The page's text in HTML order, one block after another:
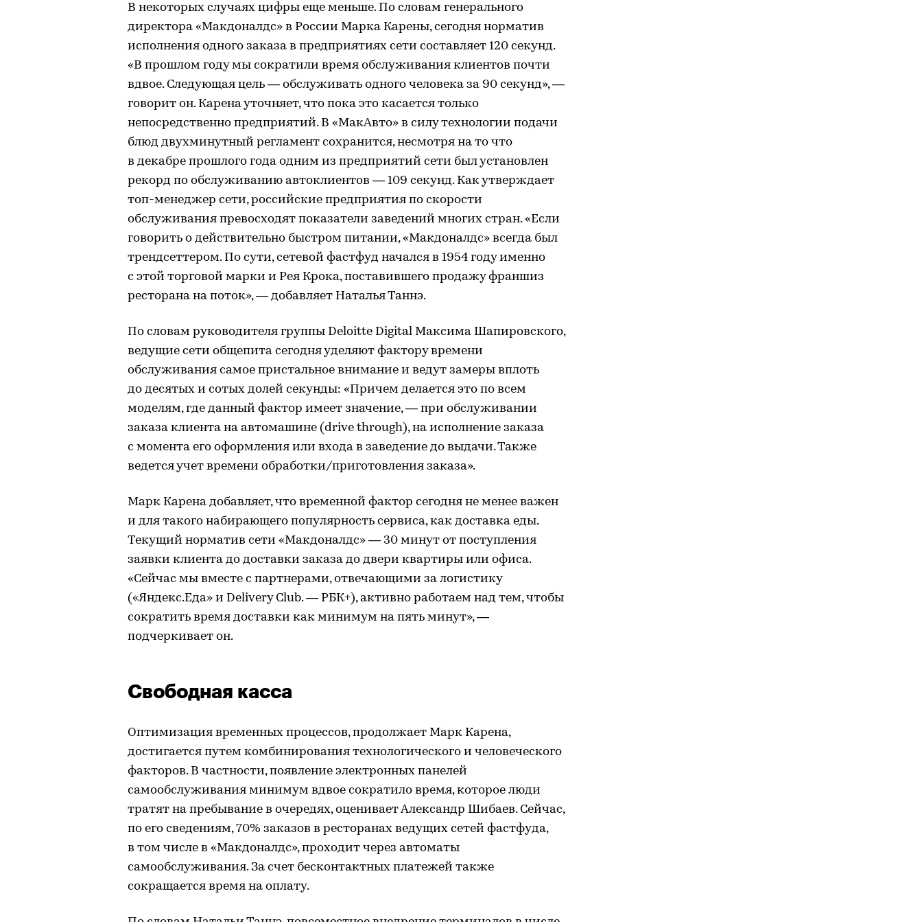
В некоторых случаях цифры еще меньше. По словам генерального
директора «Макдоналдс» в России Марка Карены, сегодня норматив
исполнения одного заказа в предприятиях сети составляет 120 секунд.
«В прошлом году мы сократили время обслуживания клиентов почти
вдвое. Следующая цель — обслуживать одного человека за 90 секунд», —
говорит он. Карена уточняет, что пока это касается только
непосредственно предприятий. В «МакАвто» в силу технологии подачи
блюд двухминутный регламент сохранится, несмотря на то что
в декабре прошлого года одним из предприятий сети был установлен
рекорд по обслуживанию автоклиентов — 109 секунд. Как утверждает
топ-менеджер сети, российские предприятия по скорости
обслуживания превосходят показатели заведений многих стран. «Если
говорить о действительно быстром питании, «Макдоналдс» всегда был
трендсеттером. По сути, сетевой фастфуд начался в 1954 году именно
с этой торговой марки и Рея Крока, поставившего продажу франшиз
ресторана на поток», — добавляет Наталья Таннэ.
По словам руководителя группы Deloitte Digital Максима Шапировского,
ведущие сети общепита сегодня уделяют фактору времени
обслуживания самое пристальное внимание и ведут замеры вплоть
до десятых и сотых долей секунды: «Причем делается это по всем
моделям, где данный фактор имеет значение, — при обслуживании
заказа клиента на автомашине (drive through), на исполнение заказа
с момента его оформления или входа в заведение до выдачи. Также
ведется учет времени обработки/приготовления заказа».
Марк Карена добавляет, что временной фактор сегодня не менее важен
и для такого набирающего популярность сервиса, как доставка еды.
Текущий норматив сети «Макдоналдс» — 30 минут от поступления
заявки клиента до доставки заказа до двери квартиры или офиса.
«Сейчас мы вместе с партнерами, отвечающими за логистику
(«Яндекс.Еда» и Delivery Club. — РБК+), активно работаем над тем, чтобы
сократить время доставки как минимум на пять минут», —
подчеркивает он.
Свободная касса
Оптимизация временных процессов, продолжает Марк Карена,
достигается путем комбинирования технологического и человеческого
факторов. В частности, появление электронных панелей
самообслуживания минимум вдвое сократило время, которое люди
тратят на пребывание в очередях, оценивает Александр Шибаев. Сейчас,
по его сведениям, 70% заказов в ресторанах ведущих сетей фастфуда,
в том числе в «Макдоналдс», проходит через автоматы
самообслуживания. За счет бесконтактных платежей также
сокращается время на оплату.